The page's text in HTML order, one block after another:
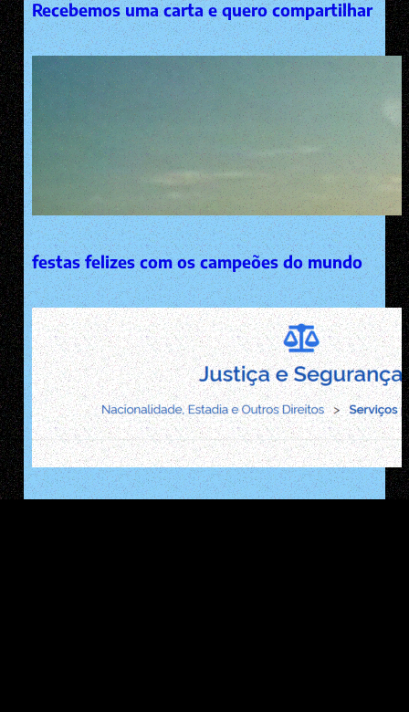
Recebemos uma carta e quero compartilhar
festas felizes com os campeões do mundo